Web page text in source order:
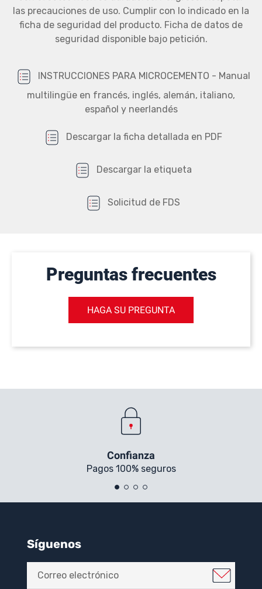
las precauciones de uso. Cumplir con lo indicado en la
ficha de seguridad del producto. Ficha de datos de
seguridad disponible bajo petición.
INSTRUCCIONES PARA MICROCEMENTO - Manual
multilingüe en francés, inglés, alemán, italiano,
español y neerlandés
Descargar la ficha detallada en PDF
Descargar la etiqueta
Solicitud de FDS
Preguntas frecuentes
HAGA SU PREGUNTA
Confianza
Pagos 100% seguros
Síguenos